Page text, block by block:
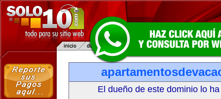
El dueño de este dominio lo